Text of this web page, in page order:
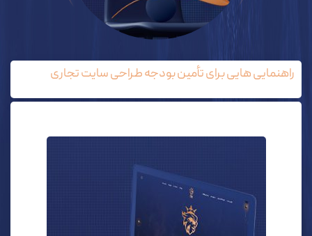
راهنمایی هایی برای تأمین بودجه طراحی سایت تجاری